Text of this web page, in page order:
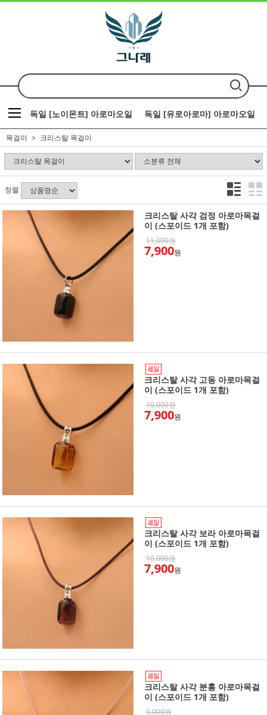
독일 [노이몬트] 아로마오일 독일 [유로아로마] 아로마오일
목걸이 크리스탈 목걸이
정렬
크리스탈 사각 검정 아로마목걸
이 (스포이드 1개 포함)
11,000원
7,900원
크리스탈 사각 고동 아로마목걸
이 (스포이드 1개 포함)
10,000원
7,900원
크리스탈 사각 보라 아로마목걸
이 (스포이드 1개 포함)
10,000원
7,900원
크리스탈 사각 분홍 아로마목걸
이 (스포이드 1개 포함)
9,000원